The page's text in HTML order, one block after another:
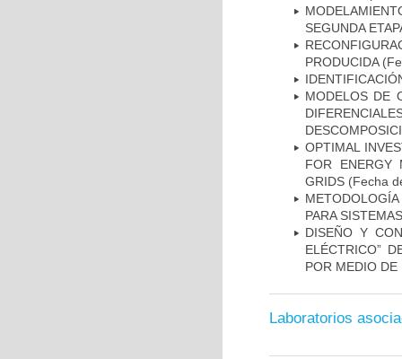
SEGUNDA
PRODUCIDA
MODELOS DE
OPTIMAL
FOR ENERGY
GRIDS (Fecha
PARA
DISEÑO Y
ELÉCTRICO”
POR MEDIO DE
Laboratorios